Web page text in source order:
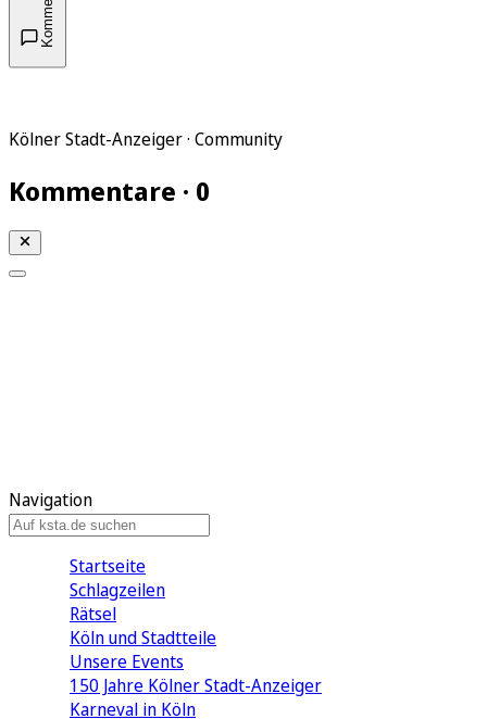
Kölner Stadt-Anzeiger · Community
Kommentare · 0
Navigation
Startseite
Schlagzeilen
Rätsel
Köln und Stadtteile
Unsere Events
150 Jahre Kölner Stadt-Anzeiger
Karneval in Köln